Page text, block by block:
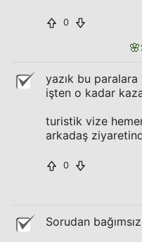
0
🌸
yazık bu
işten o kadar
turistik vize
arkadaş
0
Sorudan